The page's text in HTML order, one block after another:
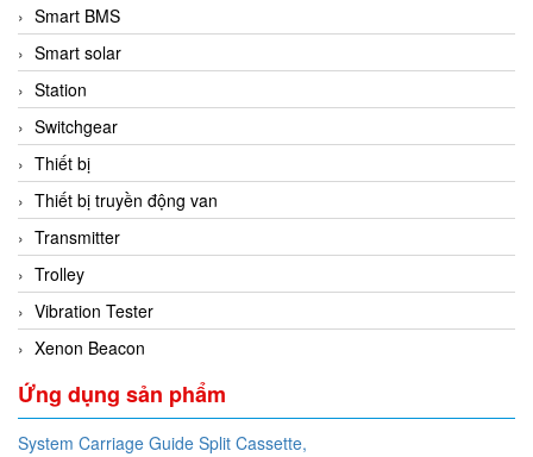
Smart BMS
Smart solar
Station
Switchgear
Thiết bị
Thiết bị truyền động van
Transmitter
Trolley
Vibration Tester
Xenon Beacon
Ứng dụng sản phẩm
System Carriage Guide Split Cassette,